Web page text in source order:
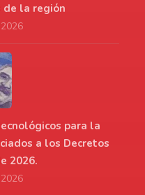
de la región
para la
a los Decretos
2026.